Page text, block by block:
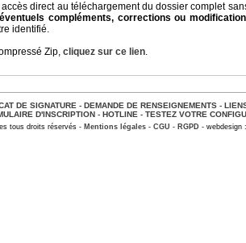
direct au téléchargement du dossier complet
compléments, corrections ou
identifié.
Zip, cliquez sur ce lien.
DE SIGNATURE - DEMANDE DE RENSEIGNEMENTS-
D'INSCRIPTION - HOTLINE - TESTEZ VOTRE
tous droits réservés - Mentions légales- CGU - RGPD - webdesign